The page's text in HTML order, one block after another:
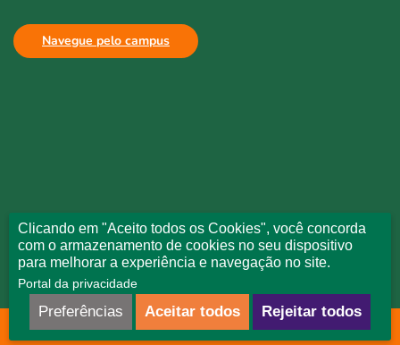
Navegue pelo campus
Todos direitos reservados © Uniceplac
Clicando em "Aceito todos os Cookies", você concorda
com o armazenamento de cookies no seu dispositivo
para melhorar a experiência e navegação no site.
Portal da privacidade
Preferências Aceitar todos Rejeitar todos